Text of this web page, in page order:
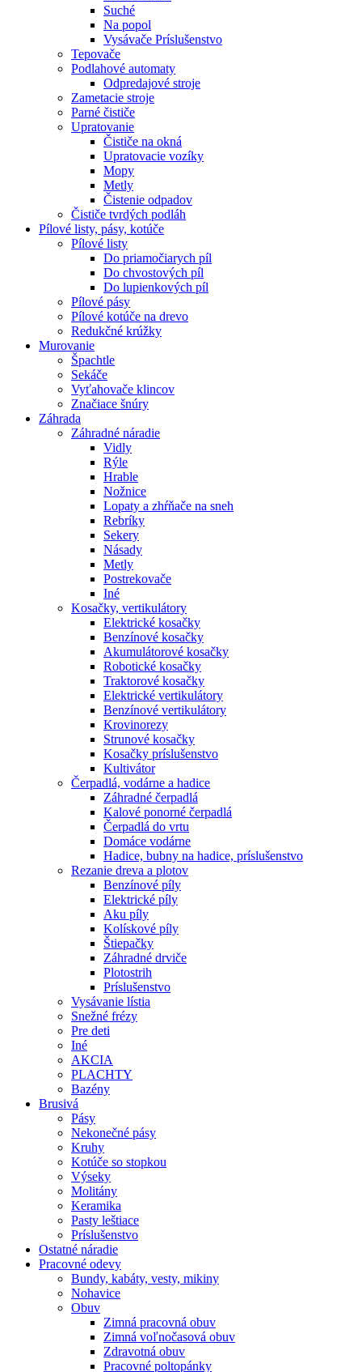
Suché
Na popol
Vysávače Príslušenstvo
Tepovače
Podlahové automaty
Odpredajové stroje
Zametacie stroje
Parné čističe
Upratovanie
Čističe na okná
Upratovacie vozíky
Mopy
Metly
Čistenie odpadov
Čističe tvrdých podláh
Pílové listy, pásy, kotúče
Pílové listy
Do priamočiarych píl
Do chvostových píl
Do lupienkových píl
Pílové pásy
Pílové kotúče na drevo
Redukčné krúžky
Murovanie
Špachtle
Sekáče
Vyťahovače klincov
Značiace šnúry
Záhrada
Záhradné náradie
Vidly
Rýle
Hrable
Nožnice
Lopaty a zhŕňače na sneh
Rebríky
Sekery
Násady
Metly
Postrekovače
Iné
Kosačky, vertikulátory
Elektrické kosačky
Benzínové kosačky
Akumulátorové kosačky
Robotické kosačky
Traktorové kosačky
Elektrické vertikulátory
Benzínové vertikulátory
Krovinorezy
Strunové kosačky
Kosačky príslušenstvo
Kultivátor
Čerpadlá, vodárne a hadice
Záhradné čerpadlá
Kalové ponorné čerpadlá
Čerpadlá do vrtu
Domáce vodárne
Hadice, bubny na hadice, príslušenstvo
Rezanie dreva a plotov
Benzínové píly
Elektrické píly
Aku píly
Kolískové píly
Štiepačky
Záhradné drviče
Plotostrih
Príslušenstvo
Vysávanie lístia
Snežné frézy
Pre deti
Iné
AKCIA
PLACHTY
Bazény
Brusivá
Pásy
Nekonečné pásy
Kruhy
Kotúče so stopkou
Výseky
Molitány
Keramika
Pasty leštiace
Príslušenstvo
Ostatné náradie
Pracovné odevy
Bundy, kabáty, vesty, mikiny
Nohavice
Obuv
Zimná pracovná obuv
Zimná voľnočasová obuv
Zdravotná obuv
Pracovné poltopánky